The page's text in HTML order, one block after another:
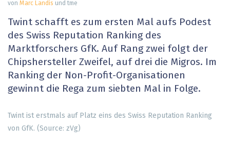
von Marc Landis und tme
Twint schafft es zum ersten Mal aufs Podest
des Swiss Reputation Ranking des
Marktforschers GfK. Auf Rang zwei folgt der
Chipshersteller Zweifel, auf drei die Migros. Im
Ranking der Non-Profit-Organisationen
gewinnt die Rega zum siebten Mal in Folge.
Twint ist erstmals auf Platz eins des Swiss Reputation Ranking
von GfK. (Source: zVg)